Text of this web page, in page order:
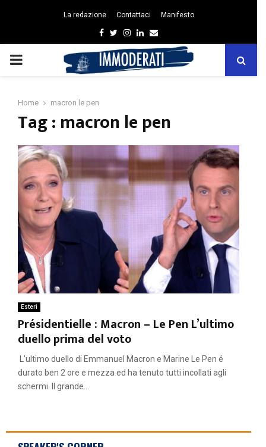
La redazione Contattaci Manifesto
Facebook
Twitter
Instagram
Linkedin
Email
PRIMARY
Home macron le pen
Tag : macron le pen
Esteri
Présidentielle : Macron – Le Pen L’ultimo
duello prima del voto
L’ultimo duello di Emmanuel Macron e Marine Le Pen é
durato ben 2 ore e mezza ed ha tenuto tutti incollati agli
schermi. Il grande...